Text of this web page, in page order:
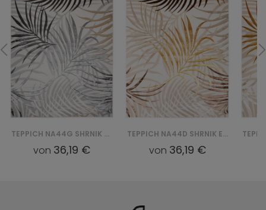
TEPPICH NA44G SHRNIK EN HBF - KREMOWY, ZŁOTY
von 36,19 €
TEPPICH NA44D SHRNIK EN HBJ - KREMOWY, ZŁOTY
von 36,19 €